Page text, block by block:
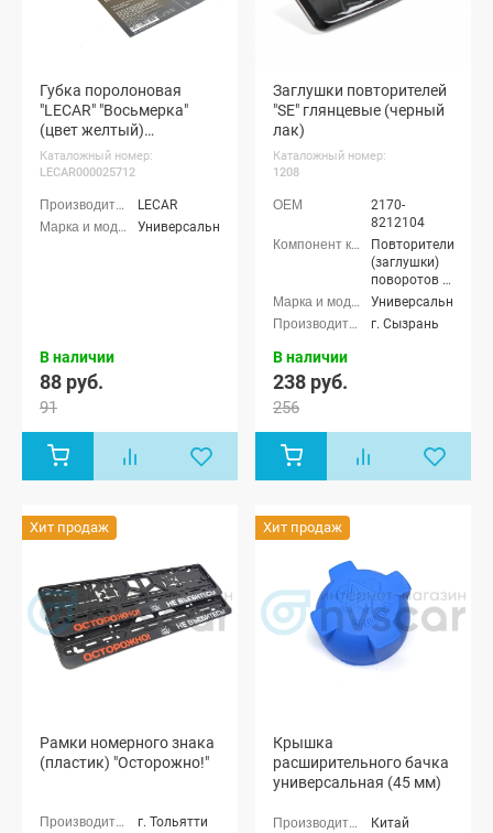
Губка поролоновая
"LECAR" "Восьмерка"
(цвет желтый)
(LECAR000025712)
Каталожный номер:
LECAR000025712
LECAR
Универсальные
В наличии
88 руб.
91
Заглушки повторителей
"SE" глянцевые (черный
лак)
Каталожный номер:
1208
2170-
8212104
Повторители
(заглушки)
поворотов в
крылья
Универсальные
г. Сызрань
В наличии
238 руб.
256
Хит продаж
Рамки номерного знака
(пластик) "Осторожно!"
г. Тольятти
Хит продаж
Крышка
расширительного бачка
универсальная (45 мм)
Китай